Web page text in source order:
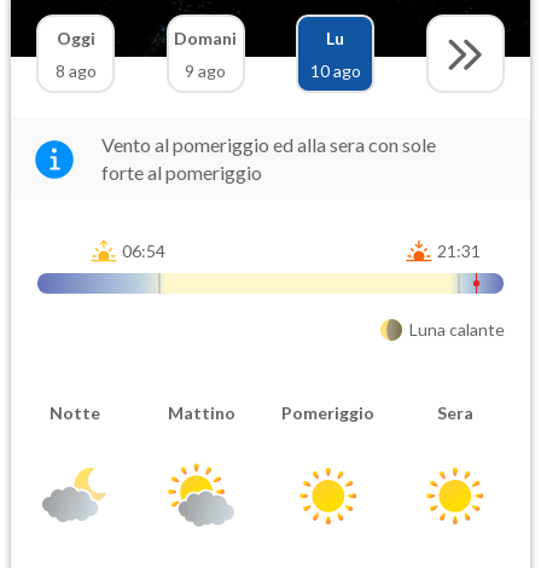
Oggi
8 ago
Domani
9 ago
Lu
10 ago
Vento al pomeriggio ed alla sera con sole
forte al pomeriggio
06:54 21:31
Luna calante
Notte Mattino Pomeriggio Sera